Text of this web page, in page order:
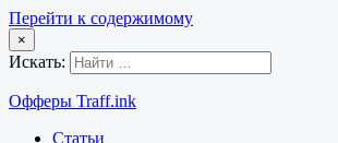
Перейти к содержимому
×
Искать:
Офферы Traff.ink
Статьи